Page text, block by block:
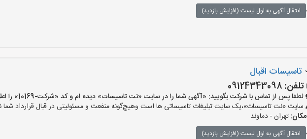
انتقال آگهی به اول لیست (افزایش بازدید)
تاسیسات اقبال
تلفن: 09124343098
لطفا پس از تماس با شرکت بگویید: «آگهی شما را در سایت «نت تاسیسات» دیده ام و کد «شرکت-10169» را اعلام کنید»
سایت «نت تاسیسات»،یک سایت تبلیغات تاسیساتی ها است وهیچ‌گونه منفعت و مسئولیتی در قبال قرارداد شما
مکان:تهران - دماوند
انتقال آگهی به اول لیست (افزایش بازدید)